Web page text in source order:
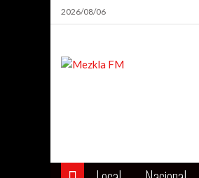
Skip
to
2026/08/06